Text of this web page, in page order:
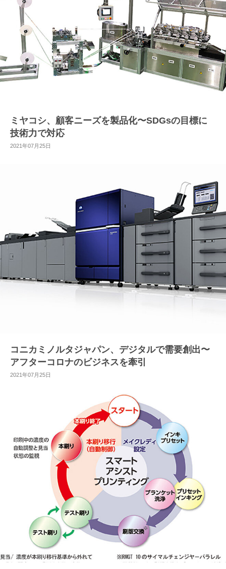
ミヤコシ、顧客ニーズを製品化〜SDGsの目標に
技術力で対応
2021年07月25日
コニカミノルタジャパン、デジタルで需要創出〜
アフターコロナのビジネスを牽引
2021年07月25日